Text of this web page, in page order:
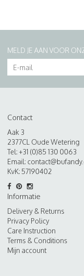
MELD JE AAN VOOR
Contact
Aak 3
2377CL Oude Wetering
Tel: +31 (0)85 130 0063
Email:
KvK: 57190402
Informatie
Delivery & Returns
Privacy Policy
Care Instruction
Terms & Conditions
Mijn account